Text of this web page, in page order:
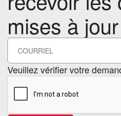
mises à jour
Veuillez vérifier votre